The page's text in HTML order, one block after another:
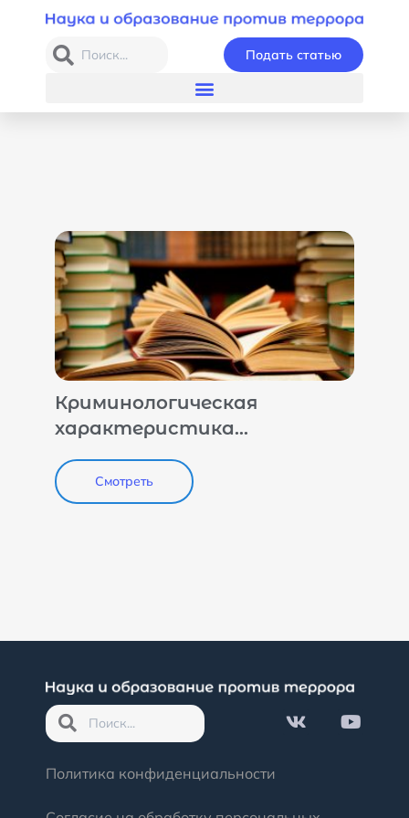
Подать статью
Криминологическая
характеристика
терроризма в
социалистической
республике Вьетнам и меры
Смотреть
Политика конфиденциальности